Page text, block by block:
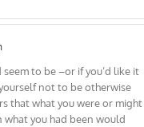
to be –or if you’d like it
not to be otherwise
that what you were or might
what you had been would